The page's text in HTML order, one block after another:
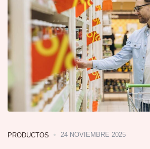
PRODUCTOS 24 NOVIEMBRE 2025